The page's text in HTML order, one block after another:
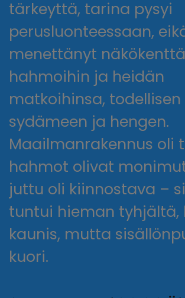
tärkeyttä, tarina pysyi
perusluonteessaan,
menettänyt
hahmoihin ja heidän
matkoihinsa,
sydämeen ja hengen.
Maailmanrakennus oli
hahmot olivat
juttu oli kiinnostava –
tuntui hieman tyhjältä,
kaunis, mutta
kuori.